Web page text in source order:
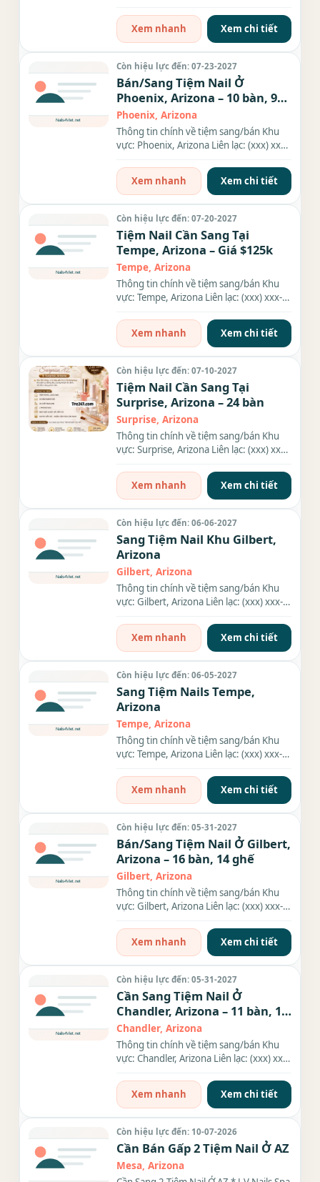
Xem nhanh
Xem chi tiết
Còn hiệu lực đến: 07-23-2027
Bán/Sang Tiệm Nail Ở
Phoenix, Arizona – 10 bàn, 9
ghế
Phoenix, Arizona
Thông tin chính về tiệm sang/bán Khu
vực: Phoenix, Arizona Liên lạc: (xxx) xxx-
Xem nhanh
Xem chi tiết
Còn hiệu lực đến: 07-20-2027
Tiệm Nail Cần Sang Tại
Tempe, Arizona – Giá $125k
Tempe, Arizona
Thông tin chính về tiệm sang/bán Khu
vực: Tempe, Arizona Liên lạc: (xxx) xxx-
Xem nhanh
Xem chi tiết
Còn hiệu lực đến: 07-10-2027
Tiệm Nail Cần Sang Tại
Surprise, Arizona – 24 bàn
Surprise, Arizona
Thông tin chính về tiệm sang/bán Khu
vực: Surprise, Arizona Liên lạc: (xxx) xxx-
Xem nhanh
Xem chi tiết
Còn hiệu lực đến: 06-06-2027
Sang Tiệm Nail Khu Gilbert,
Arizona
Gilbert, Arizona
Thông tin chính về tiệm sang/bán Khu
vực: Gilbert, Arizona Liên lạc: (xxx) xxx-
Xem nhanh
Xem chi tiết
Còn hiệu lực đến: 06-05-2027
Sang Tiệm Nails Tempe,
Arizona
Tempe, Arizona
Thông tin chính về tiệm sang/bán Khu
vực: Tempe, Arizona Liên lạc: (xxx) xxx-
Xem nhanh
Xem chi tiết
Còn hiệu lực đến: 05-31-2027
Bán/Sang Tiệm Nail Ở Gilbert,
Arizona – 16 bàn, 14 ghế
Gilbert, Arizona
Thông tin chính về tiệm sang/bán Khu
vực: Gilbert, Arizona Liên lạc: (xxx) xxx-
Xem nhanh
Xem chi tiết
Còn hiệu lực đến: 05-31-2027
Cần Sang Tiệm Nail Ở
Chandler, Arizona – 11 bàn, 10
ghế
Chandler, Arizona
Thông tin chính về tiệm sang/bán Khu
vực: Chandler, Arizona Liên lạc: (xxx) xxx-
Xem nhanh
Xem chi tiết
Còn hiệu lực đến: 10-07-2026
Cần Bán Gấp 2 Tiệm Nail Ở AZ
Mesa, Arizona